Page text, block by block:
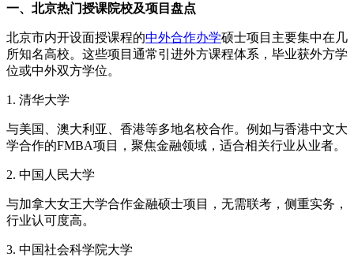
一、北京热门授课院校及项目盘点
北京市内开设面授课程的中外合作办学硕士项目主要集中在几
所知名高校。这些项目通常引进外方课程体系，毕业获外方学
位或中外双方学位。
1. 清华大学
与美国、澳大利亚、香港等多地名校合作。例如与香港中文大
学合作的FMBA项目，聚焦金融领域，适合相关行业从业者。
2. 中国人民大学
与加拿大女王大学合作金融硕士项目，无需联考，侧重实务，
行业认可度高。
3. 中国社会科学院大学